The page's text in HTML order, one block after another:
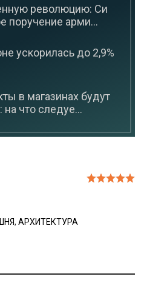
революцию: Си
поручение арми...
ускорилась до 2,9%
в магазинах будут
на что следуе...
, АРХИТЕКТУРА